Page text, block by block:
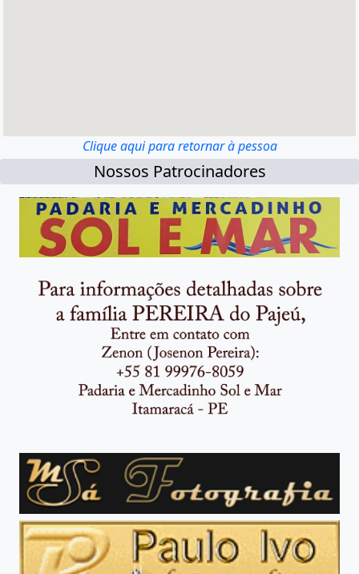
Clique aqui para retornar à pessoa
Nossos Patrocinadores